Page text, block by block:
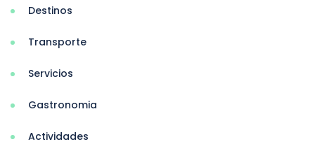
Destinos
Transporte
Servicios
Gastronomia
Actividades